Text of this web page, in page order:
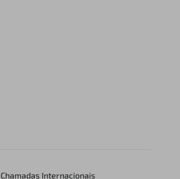
Chamadas Internacionais